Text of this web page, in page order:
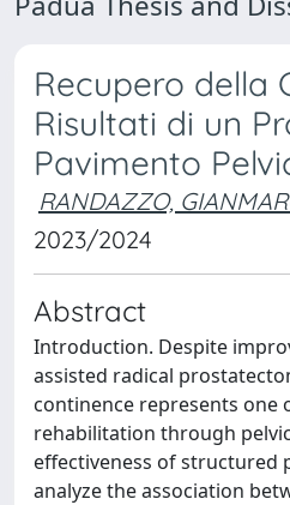
Recupero della
Risultati di un
Pavimento
RANDAZZO,
2023/2024
Abstract
Introduction. Despite
assisted radical
continence represents
rehabilitation through
effectiveness of structured
analyze the association